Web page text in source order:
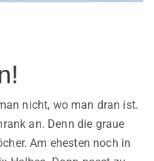
nicht, wo man dran ist.
an. Denn die graue
Am ehesten noch in